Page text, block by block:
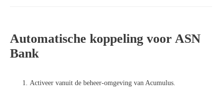
Automatische koppeling voor ASN
Bank
Activeer vanuit de beheer-omgeving van Acumulus.